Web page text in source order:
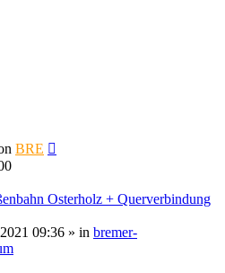
BRE
Osterholz + Querverbindung
09:36 » in bremer-